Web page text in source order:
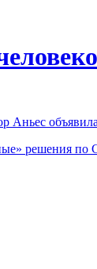
Аньес
решения по